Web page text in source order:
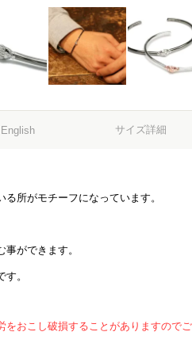
サイズ詳細
所がモチーフになっています。
ができます。
。
おこし破損することがありますので